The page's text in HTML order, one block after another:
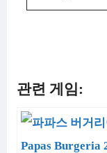
관련 게임: